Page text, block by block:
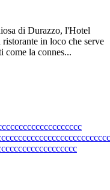
di Durazzo, l'Hotel
in loco che serve
come la connes...